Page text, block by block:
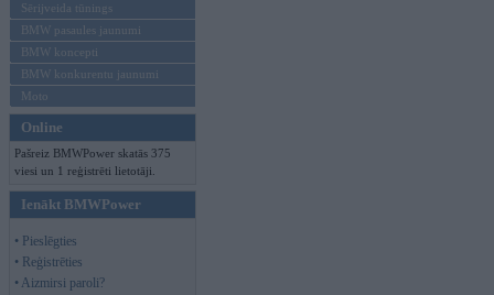
Sērijveida tūnings
BMW pasaules jaunumi
BMW koncepti
BMW konkurentu jaunumi
Moto
Online
Pašreiz BMWPower skatās 375
viesi un 1 reģistrēti lietotāji.
Ienākt BMWPower
• Pieslēgties
• Reģistrēties
• Aizmirsi paroli?